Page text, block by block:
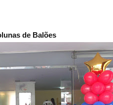
de Balões